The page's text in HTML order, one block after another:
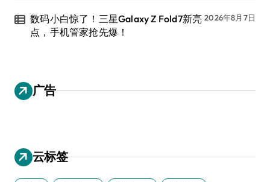
数码小白惊了！三星Galaxy Z Fold7新亮
点，手机管家抢先爆！
2026年8月7日
广告
云标签